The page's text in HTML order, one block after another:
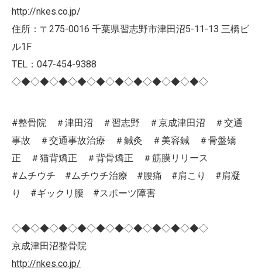
http://nkes.co.jp/
住所：〒275-0016 千葉県習志野市津田沼5-11-13 三橋ビ
ル1F
TEL：047-454-9388
◇◆◇◆◇◆◇◆◇◆◇◆◇◆◇◆◇◆◇◆◇
#整骨院 ＃津田沼 ＃習志野 ＃京成津田沼 ＃交通
事故 ＃交通事故治療 ＃鍼灸 ＃美容鍼 ＃骨盤矯
正 ＃猫背矯正 ＃背骨矯正 ＃筋膜リリース
#ムチウチ #ムチウチ治療 #腰痛 #肩こり #肩凝
り #ギックリ腰 #スポーツ障害
◇◆◇◆◇◆◇◆◇◆◇◆◇◆◇◆◇◆◇◆◇
京成津田沼整骨院
http://nkes.co.jp/